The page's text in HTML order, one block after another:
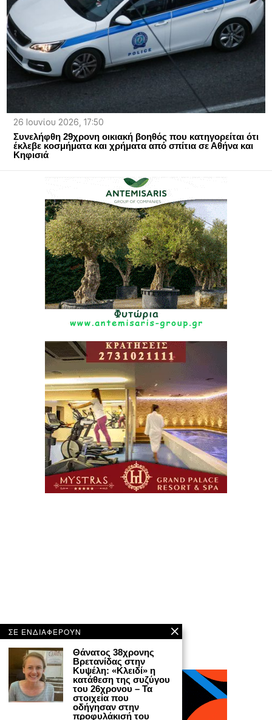
26 Ιουνίου 2026, 17:50
Συνελήφθη 29χρονη οικιακή βοηθός που κατηγορείται ότι
έκλεβε κοσμήματα και χρήματα από σπίτια σε Αθήνα και
Κηφισιά
ΣΕ ΕΝΔΙΑΦΕΡΟΥΝ
Θάνατος 38χρονης
Βρετανίδας στην
Κυψέλη: «Κλειδί» η
κατάθεση της συζύγου
του 26χρονου – Τα
στοιχεία που
οδήγησαν στην
προφυλάκισή του